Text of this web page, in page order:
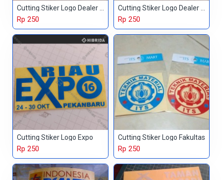
Cutting Stiker Logo Dealer Mobil
Rp 250
Cutting Stiker Logo Dealer Motor
Rp 250
Cutting Stiker Logo Expo
Rp 250
Cutting Stiker Logo Fakultas
Rp 250